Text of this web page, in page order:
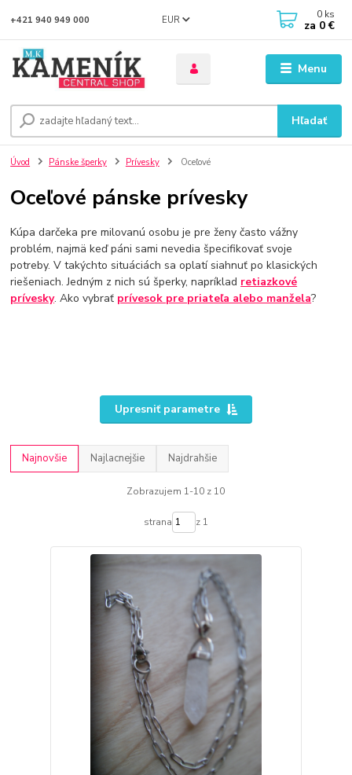
Menu
EUR
Hľadať
+421 940 949 000 0 ks
za 0 €
Úvod Pánske šperky Prívesky Oceľové
Oceľové pánske prívesky
Kúpa darčeka pre milovanú osobu je pre ženy často vážny
problém, najmä keď páni sami nevedia špecifikovať svoje
potreby. V takýchto situáciách sa oplatí siahnuť po klasických
riešeniach. Jedným z nich sú šperky, napríklad retiazkové
prívesky. Ako vybrať prívesok pre priateľa alebo manžela?
Upresniť parametre
Najnovšie Najlacnejšie Najdrahšie
Zobrazujem 1-10 z 10
strana z 1